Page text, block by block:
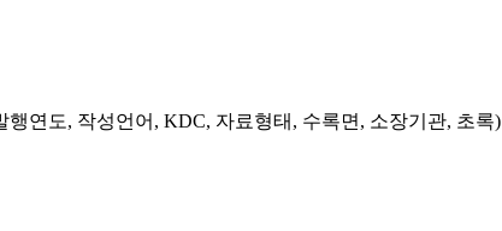
연도, 작성언어, KDC, 자료형태, 수록면, 소장기관, 초록)